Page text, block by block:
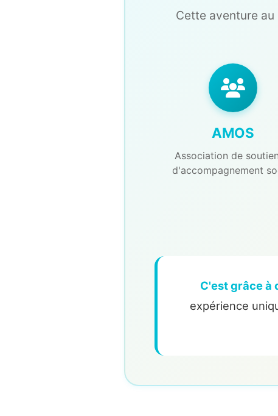
Cette aventure
AMOS
Association de
d'accompagnement
C'est grâce à
expérience